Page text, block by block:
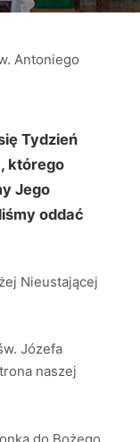
Antoniego
Tydzień
którego
Jego
oddać
Nieustającej
Józefa
naszej
do Bożego